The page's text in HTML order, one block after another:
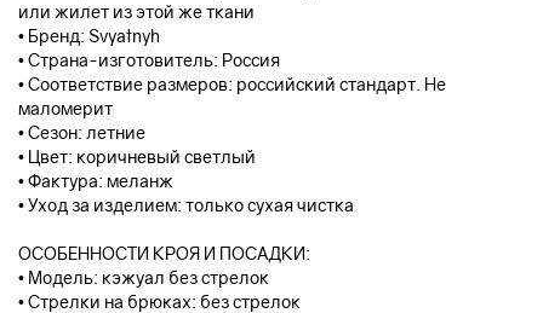
или жилет из этой же ткани
• Бренд: Svyatnyh
• Страна-изготовитель: Россия
• Соответствие размеров: российский стандарт. Не
маломерит
• Сезон: летние
• Цвет: коричневый светлый
• Фактура: меланж
• Уход за изделием: только сухая чистка
ОСОБЕННОСТИ КРОЯ И ПОСАДКИ:
• Модель: кэжуал без стрелок
• Стрелки на брюках: без стрелок